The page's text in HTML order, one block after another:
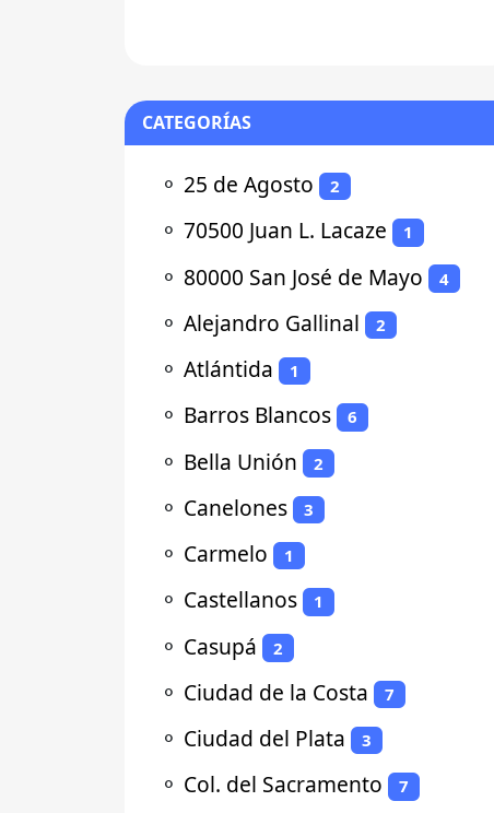
CATEGORÍAS
⚬ 25 de Agosto 2
⚬ 70500 Juan L. Lacaze 1
⚬ 80000 San José de Mayo 4
⚬ Alejandro Gallinal 2
⚬ Atlántida 1
⚬ Barros Blancos 6
⚬ Bella Unión 2
⚬ Canelones 3
⚬ Carmelo 1
⚬ Castellanos 1
⚬ Casupá 2
⚬ Ciudad de la Costa 7
⚬ Ciudad del Plata 3
⚬ Col. del Sacramento 7